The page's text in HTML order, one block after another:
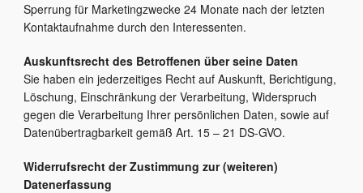
Sperrung für Marketingzwecke 24 Monate nach der letzten
Kontaktaufnahme durch den Interessenten.
Auskunftsrecht des Betroffenen über seine Daten
Sie haben ein jederzeitiges Recht auf Auskunft, Berichtigung,
Löschung, Einschränkung der Verarbeitung, Widerspruch
gegen die Verarbeitung Ihrer persönlichen Daten, sowie auf
Datenübertragbarkeit gemäß Art. 15 – 21 DS-GVO.
Widerrufsrecht der Zustimmung zur (weiteren)
Datenerfassung